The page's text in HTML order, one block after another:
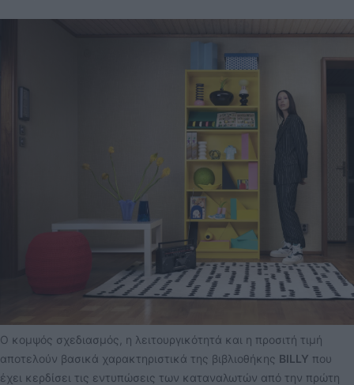
Ο κομψός σχεδιασμός, η λειτουργικότητά και η προσιτή τιμή
αποτελούν βασικά χαρακτηριστικά της βιβλιοθήκης BILLY που
έχει κερδίσει τις εντυπώσεις των καταναλωτών από την πρώτη